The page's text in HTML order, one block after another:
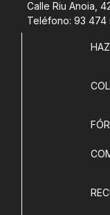
Calle Riu Anoia,
Teléfono: 93 474